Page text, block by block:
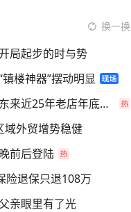
换一换
局起步的时与势
楼神器”摆动明显
于东来回应胖东来近25年老店年底关闭
域外贸增势稳健
前后登陆
险退保只退108万
亲眼里有了光